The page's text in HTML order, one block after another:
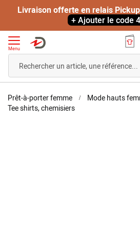
Livraison offerte en relais
+ Ajouter le code
Menu
Accueil
Prêt-à-porter femme
Mode hauts
Tee shirts, chemisiersT-